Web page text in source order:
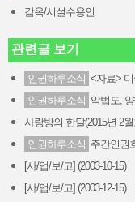
감옥/시설수용인
관련글 보기
인권하루소식 <자료>
인권하루소식 악법도,
사랑방의 한달(2015년 2월
인권하루소식 주간인권
[사/업/보/고] (2003-10-15)
[사/업/보/고] (2003-12-15)